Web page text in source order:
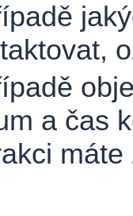
a čas
máte